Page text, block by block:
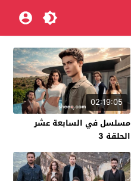
02:19:05
مسلسل في السابعة عشر
الحلقة 3